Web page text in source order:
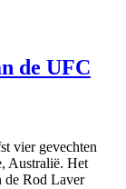
de UFC
vier gevechten
Australië. Het
de Rod Laver